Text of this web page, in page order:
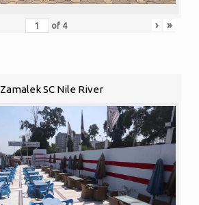
of 4 › »
Zamalek SC Nile River